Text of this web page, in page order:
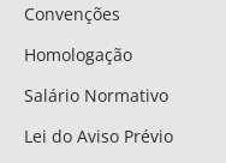
Convenções
Homologação
Salário Normativo
Lei do Aviso Prévio